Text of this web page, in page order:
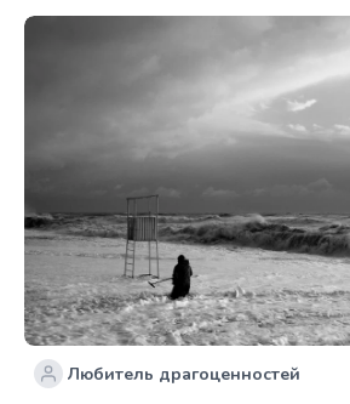
Любитель драгоценностей